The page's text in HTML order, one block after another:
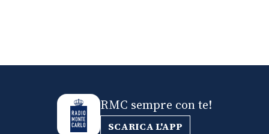
RMC sempre con te!
SCARICA L'APP